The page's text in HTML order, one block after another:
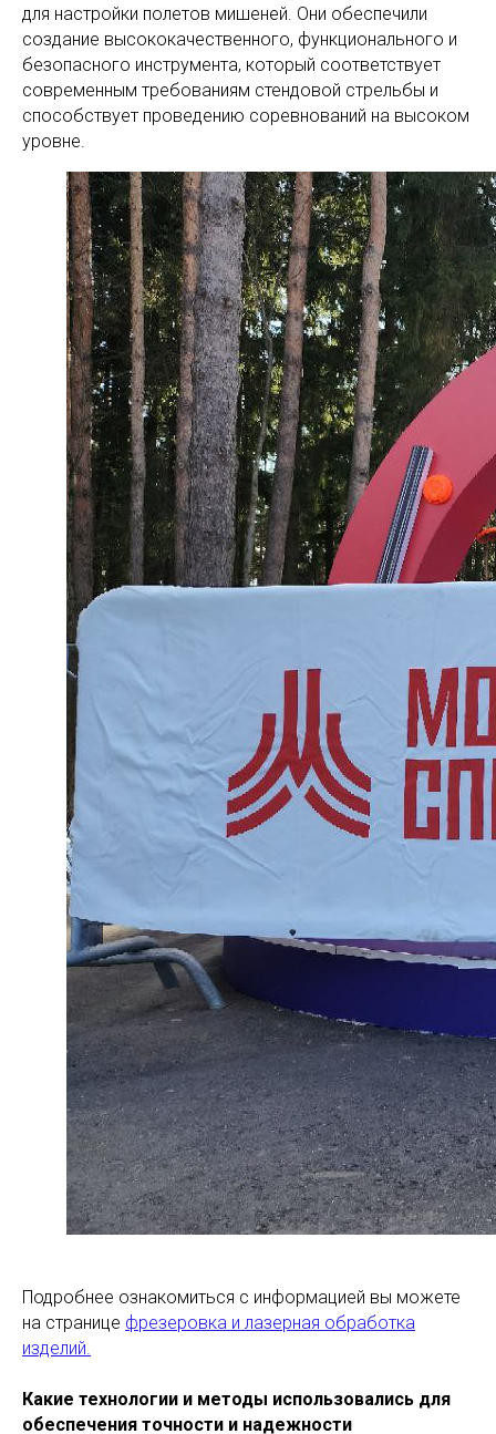
для настройки полетов мишеней. Они обеспечили
создание высококачественного, функционального и
безопасного инструмента, который соответствует
современным требованиям стендовой стрельбы и
способствует проведению соревнований на высоком
уровне.
Подробнее ознакомиться с информацией вы можете
на странице фрезеровка и лазерная обработка
изделий.
Какие технологии и методы использовались для
обеспечения точности и надежности